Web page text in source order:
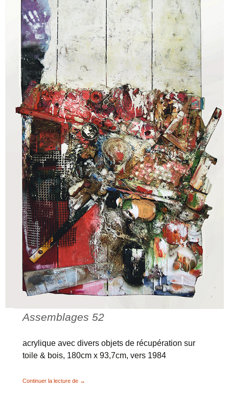
Assemblages 52
acrylique avec divers objets de récupération sur
toile & bois, 180cm x 93,7cm, vers 1984
Continuer la lecture de →